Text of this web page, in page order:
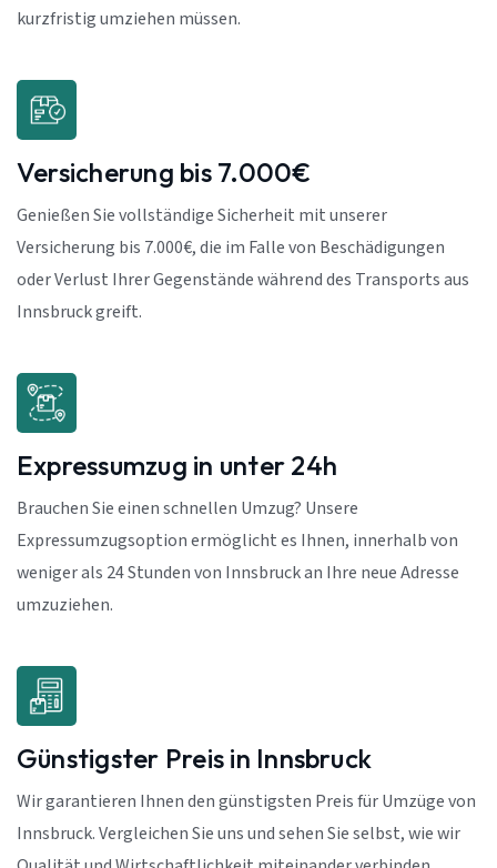
kurzfristig umziehen müssen.
Versicherung bis 7.000€
Genießen Sie vollständige Sicherheit mit unserer
Versicherung bis 7.000€, die im Falle von Beschädigungen
oder Verlust Ihrer Gegenstände während des Transports aus
Innsbruck greift.
Expressumzug in unter 24h
Brauchen Sie einen schnellen Umzug? Unsere
Expressumzugsoption ermöglicht es Ihnen, innerhalb von
weniger als 24 Stunden von Innsbruck an Ihre neue Adresse
umzuziehen.
Günstigster Preis in Innsbruck
Wir garantieren Ihnen den günstigsten Preis für Umzüge von
Innsbruck. Vergleichen Sie uns und sehen Sie selbst, wie wir